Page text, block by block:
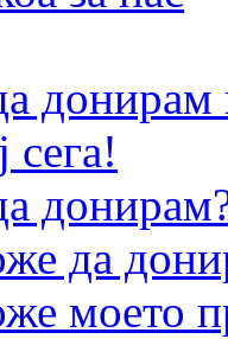
сега!
да
моето